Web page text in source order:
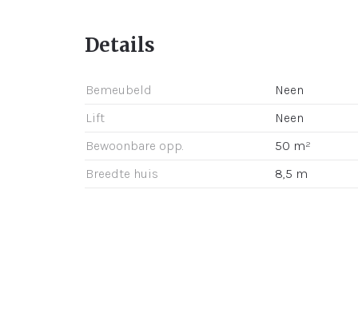
Details
Bemeubeld
Neen
Lift
Neen
Bewoonbare opp.
50 m²
Breedte huis
8,5 m